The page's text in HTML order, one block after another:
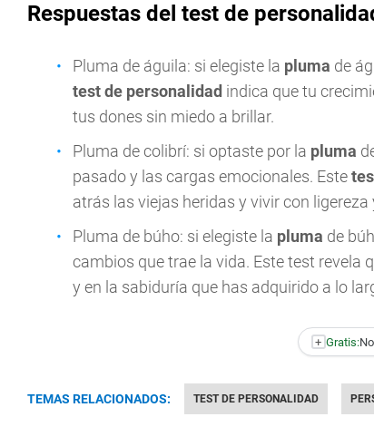
Respuestas del test de
Pluma de águila: si elegiste la pluma de
test de personalidad indica que tu
tus dones sin miedo a brillar.
Pluma de colibrí: si optaste por la pluma
pasado y las cargas emocionales. Este
atrás las viejas heridas y vivir con ligereza
Pluma de búho: si elegiste la pluma de
cambios que trae la vida. Este test revela
y en la sabiduría que has adquirido a lo
+ Gratis:
TEMAS RELACIONADOS: TEST DE PERSONALIDAD